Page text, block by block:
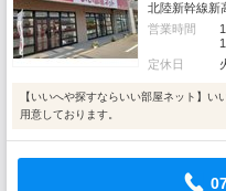
北陸新幹線新
営業時間
定休日
【いいへや探すならいい部屋ネット】
用意しております。